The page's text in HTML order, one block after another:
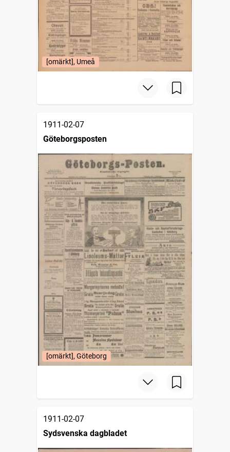
[omärkt], Umeå
1911-02-07
Göteborgsposten
[omärkt], Göteborg
1911-02-07
Sydsvenska dagbladet